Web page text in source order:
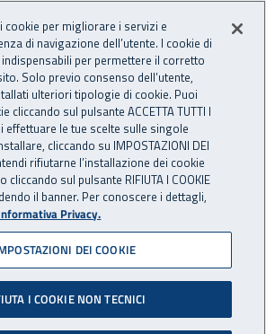
Nazionale
PREVENZIONE
E SICUREZZA
Apri cerca
principale
in:
Prevenzione e sicurezza
ed organismi
domestici
Avviso pubblico infortuni in
infortuni in
2022
cookie per migliorare i servizi e
di navigazione dell’utente. I cookie di
per permettere il corretto
Solo previo consenso dell’utente,
ulteriori tipologie di cookie. Puoi
cliccando sul pulsante ACCETTA TUTTI I
effettuare le tue scelte sulle singole
cliccando su IMPOSTAZIONI DEI
rifiutarne l’installazione dei cookie
sul pulsante RIFIUTA I COOKIE
il banner. Per conoscere i dettagli,
Privacy.
DEI COOKIE
I COOKIE NON TECNICI